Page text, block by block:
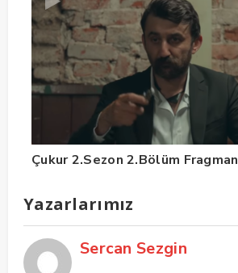
Çukur 2.Sezon 2.Bölüm Fragman
Yazarlarımız
Sercan Sezgin